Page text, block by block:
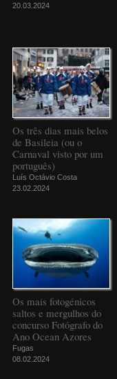
20.03.2024
Os três dias mais belos
de Basileia (ou o
Carnaval visto por um
português)
Luís Octávio Costa
23.02.2024
Os mais fotogénicos
saltos e mergulhos do
concurso Fotógrafo do
Ano Ocean Azores
Fugas
08.02.2024